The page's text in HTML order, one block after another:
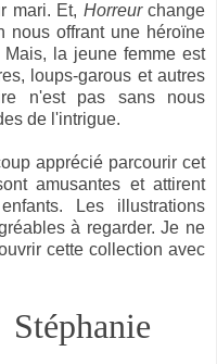
mari. Et, Horreurchange
nous offrant une héroïne
la jeune femme est
loups-garous et autres
n'est pas sans nous
de l'intrigue.
apprécié parcourir cet
amusantes et attirent
Les illustrations
à regarder. Je ne
cette collection avec
Stéphanie